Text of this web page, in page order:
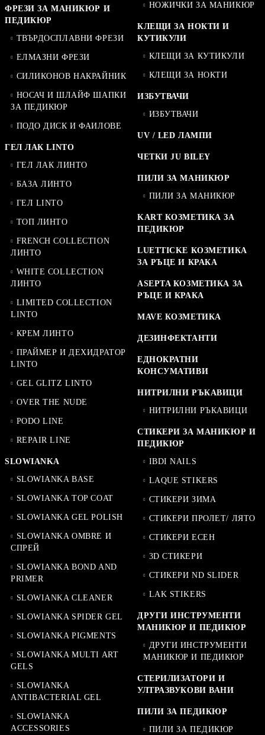
ФРЕЗИ ЗА МАНИКЮР И
ПЕДИКЮР
ТВЪРДОСПЛАВНИ ФРЕЗИ
ЕЛМАЗНИ ФРЕЗИ
СИЛИКОНОВ НАКРАЙНИК
НОСАЧ И ШЛАЙФ ШАПКИ
ЗА ПЕДИКЮР
ПОДО ДИСК И ФАИЛОВЕ
ГЕЛ ЛАК LINTO
ГЕЛ ЛАК ЛИНТО
БАЗА ЛИНТО
ГЕЛ LINTO
ТОП ЛИНТО
FRENCH COLLECTION
ЛИНТО
WHITE COLLECTION
ЛИНТО
LIMITED COLLECTION
LINTO
КРЕМ ЛИНТО
ПРАЙМЕР И ДЕХИДРАТОР
LINTO
GEL GLITZ LINTO
OVER THE NUDE
PODO LINE
REPAIR LINE
SLOWIANKA
SLOWIANKA BASE
SLOWIANKA TOP COAT
SLOWIANKA GEL POLISH
SLOWIANKA OMBRE И
СПРЕЙ
SLOWIANKA BOND AND
PRIMER
SLOWIANKA CLEANER
SLOWIANKA SPIDER GEL
SLOWIANKA PIGMENTS
SLOWIANKA MULTI ART
GELS
SLOWIANKA
ANTIBACTERIAL GEL
SLOWIANKA
ACCESSORIES
НОЖИЧКИ ЗА МАНИКЮР
КЛЕЩИ ЗА НОКТИ И
КУТИКУЛИ
КЛЕЩИ ЗА КУТИКУЛИ
КЛЕЩИ ЗА НОКТИ
ИЗБУТВАЧИ
ИЗБУТВАЧИ
UV / LED ЛАМПИ
ЧЕТКИ JU BILEY
ПИЛИ ЗА МАНИКЮР
ПИЛИ ЗА МАНИКЮР
KART КОЗМЕТИКА ЗА
ПЕДИКЮР
LUETTICKE КОЗМЕТИКА
ЗА РЪЦЕ И КРАКА
ASEPTA КОЗМЕТИКА ЗА
РЪЦЕ И КРАКА
MAVE КОЗМЕТИКА
ДЕЗИНФЕКТАНТИ
ЕДНОКРАТНИ
КОНСУМАТИВИ
НИТРИЛНИ РЪКАВИЦИ
НИТРИЛНИ РЪКАВИЦИ
СТИКЕРИ ЗА МАНИКЮР И
ПЕДИКЮР
IBDI NAILS
LAQUE STIKERS
СТИКЕРИ ЗИМА
СТИКЕРИ ПРОЛЕТ/ ЛЯТО
СТИКЕРИ ЕСЕН
3D СТИКЕРИ
СТИКЕРИ ND SLIDER
LAK STIKERS
ДРУГИ ИНСТРУМЕНТИ
МАНИКЮР И ПЕДИКЮР
ДРУГИ ИНСТРУМЕНТИ
МАНИКЮР И ПЕДИКЮР
СТЕРИЛИЗАТОРИ И
УЛТРАЗВУКОВИ ВАНИ
ПИЛИ ЗА ПЕДИКЮР
ПИЛИ ЗА ПЕДИКЮР